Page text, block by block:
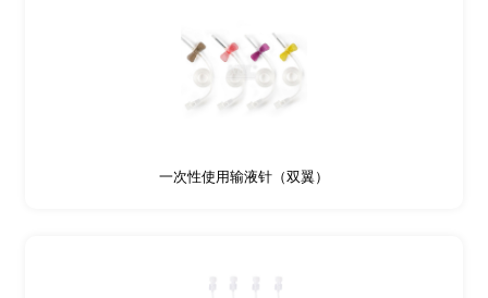
一次性使用输液针（双翼）